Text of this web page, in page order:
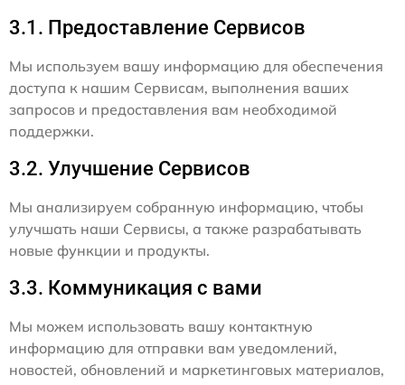
3.1. Предоставление Сервисов
Мы используем вашу информацию для обеспечения
доступа к нашим Сервисам, выполнения ваших
запросов и предоставления вам необходимой
поддержки.
3.2. Улучшение Сервисов
Мы анализируем собранную информацию, чтобы
улучшать наши Сервисы, а также разрабатывать
новые функции и продукты.
3.3. Коммуникация с вами
Мы можем использовать вашу контактную
информацию для отправки вам уведомлений,
новостей, обновлений и маркетинговых материалов,